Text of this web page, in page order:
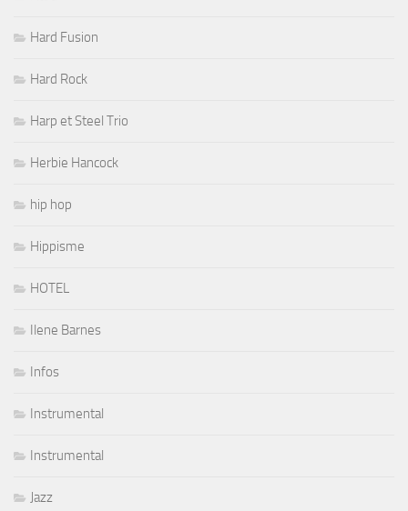
Hard Fusion
Hard Rock
Harp et Steel Trio
Herbie Hancock
hip hop
Hippisme
HOTEL
Ilene Barnes
Infos
Instrumental
Instrumental
Jazz